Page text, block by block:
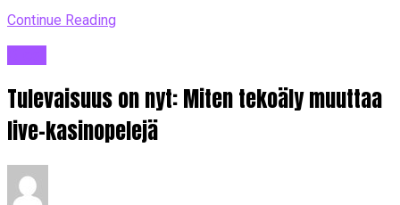
Continue Reading
Tulevaisuus on nyt: Miten tekoäly muuttaa
live-kasinopelejä